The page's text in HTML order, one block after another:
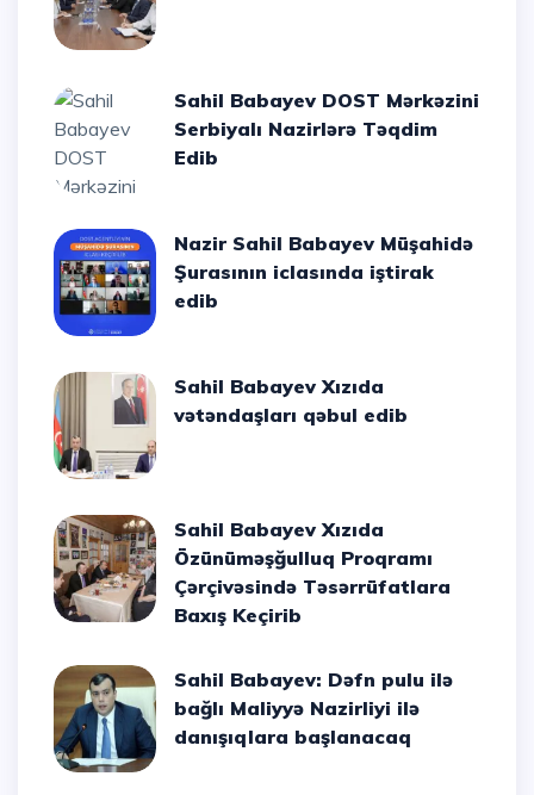
Sahil Babayev DOST Mərkəzini
Serbiyalı Nazirlərə Təqdim
Edib
Nazir Sahil Babayev Müşahidə
Şurasının iclasında iştirak
edib
Sahil Babayev Xızıda
vətəndaşları qəbul edib
Sahil Babayev Xızıda
Özünüməşğulluq Proqramı
Çərçivəsində Təsərrüfatlara
Baxış Keçirib
Sahil Babayev: Dəfn pulu ilə
bağlı Maliyyə Nazirliyi ilə
danışıqlara başlanacaq